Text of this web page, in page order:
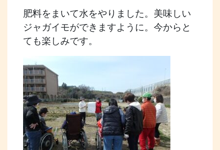
肥料をまいて水をやりました。美味しい
ジャガイモができますように。今からと
ても楽しみです。